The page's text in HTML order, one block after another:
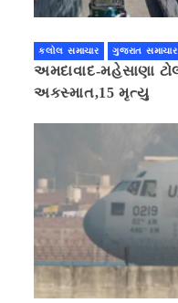
કલોલ સમાચાર ગુજરાત સમાચાર
અમદાવાદ-મહેસાણા
અકસ્માત,15 મૃત્યુ